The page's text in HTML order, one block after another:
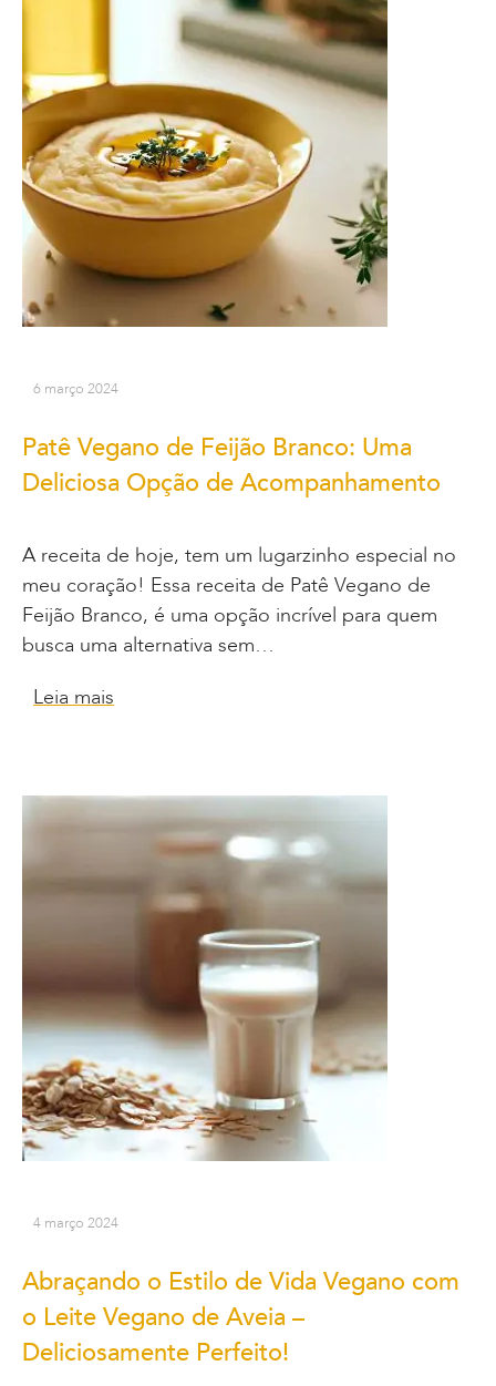
6 março 2024
Patê Vegano de Feijão Branco: Uma
Deliciosa Opção de Acompanhamento
A receita de hoje, tem um lugarzinho especial no
meu coração! Essa receita de Patê Vegano de
Feijão Branco, é uma opção incrível para quem
busca uma alternativa sem…
Leia mais
4 março 2024
Abraçando o Estilo de Vida Vegano com
o Leite Vegano de Aveia –
Deliciosamente Perfeito!